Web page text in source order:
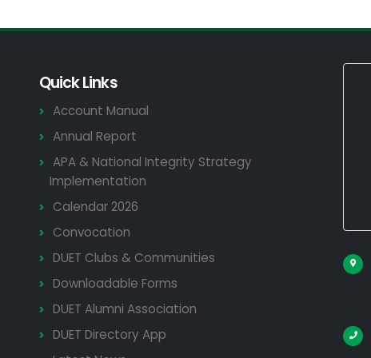
Quick Links
Account Manual
Annual Report
APA & National Integrity Strategy
Implementation
Calendar 2026
Convocation
DUET Clubs & Communities
Downloadable Forms
DUET Alumni Association
DUET Directory App